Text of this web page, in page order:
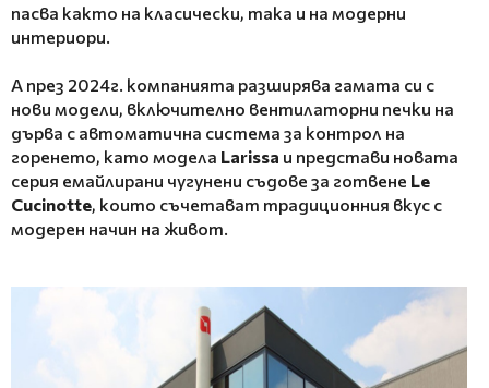
пасва както на класически, така и на модерни
интериори.
А през 2024г. компанията разширява гамата си с
нови модели, включително вентилаторни печки на
дърва с автоматична система за контрол на
горенето, като модела Larissa и представи новата
серия емайлирани чугунени съдове за готвене Le
Cucinotte, които съчетават традиционния вкус с
модерен начин на живот.